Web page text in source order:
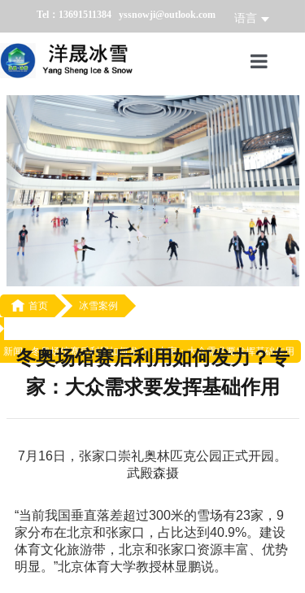
Tel：13691511384 yssnowji@outlook.com 语言
首页
冰雪产品
冰雪业务
冰雪案例
冰雪新闻
 首页 冰雪案例
新闻 - 冬奥场馆赛后利用如何发力？专家：大众需求要发挥基础作用
冬奥场馆赛后利用如何发力？专
家：大众需求要发挥基础作用
7月16日，张家口崇礼奥林匹克公园正式开园。
武殿森摄
“当前我国垂直落差超过300米的雪场有23家，9
家分布在北京和张家口，占比达到40.9%。建设
体育文化旅游带，北京和张家口资源丰富、优势
明显。”北京体育大学教授林显鹏说。